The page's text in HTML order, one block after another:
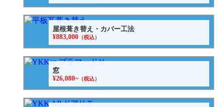
屋根葺き替え・カバー工法
¥883,000 （税込）
窓
¥26,080~（税込）